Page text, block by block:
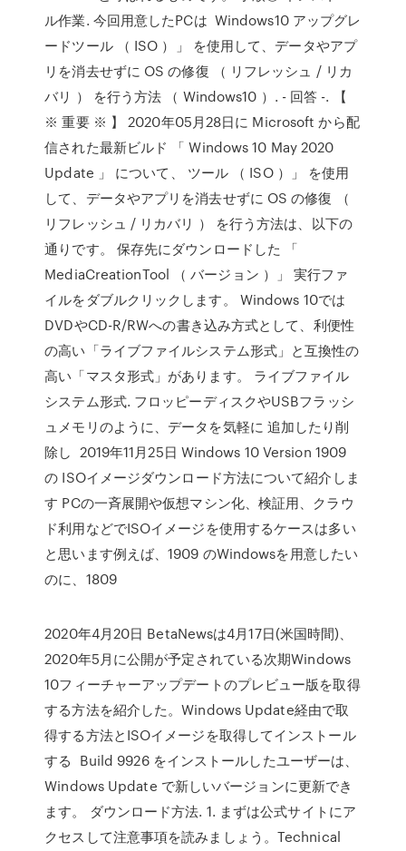
ル作業. 今回用意したPCは Windows10 アップグレ
ードツール （ ISO ）」 を使用して、データやアプ
リを消去せずに OS の修復 （ リフレッシュ / リカ
バリ ） を行う方法 （ Windows10 ）. - 回答 -. 【
※ 重要 ※ 】 2020年05月28日に Microsoft から配
信された最新ビルド 「 Windows 10 May 2020
Update 」 について、 ツール （ ISO ）」 を使用
して、データやアプリを消去せずに OS の修復 （
リフレッシュ / リカバリ ） を行う方法は、以下の
通りです。 保存先にダウンロードした 「
MediaCreationTool （ バージョン ）」 実行ファ
イルをダブルクリックします。 Windows 10では
DVDやCD-R/RWへの書き込み方式として、利便性
の高い「ライブファイルシステム形式」と互換性の
高い「マスタ形式」があります。 ライブファイル
システム形式. フロッピーディスクやUSBフラッシ
ュメモリのように、データを気軽に 追加したり削
除し 2019年11月25日 Windows 10 Version 1909
の ISOイメージダウンロード方法について紹介しま
す PCの一斉展開や仮想マシン化、検証用、クラウ
ド利用などでISOイメージを使用するケースは多い
と思います例えば、1909 のWindowsを用意したい
のに、1809
2020年4月20日 BetaNewsは4月17日(米国時間)、
2020年5月に公開が予定されている次期Windows
10フィーチャーアップデートのプレビュー版を取得
する方法を紹介した。Windows Update経由で取
得する方法とISOイメージを取得してインストール
する Build 9926 をインストールしたユーザーは、
Windows Update で新しいバージョンに更新でき
ます。 ダウンロード方法. 1. まずは公式サイトにア
クセスして注意事項を読みましょう。Technical